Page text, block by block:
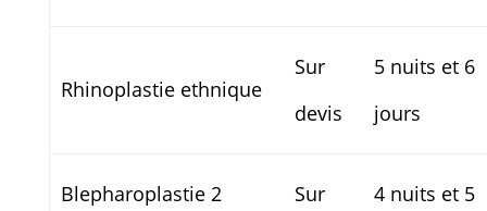
Rhinoplastie ethnique
Sur
devis
5 nuits et 6
jours
Blepharoplastie 2
Sur
4 nuits et 5